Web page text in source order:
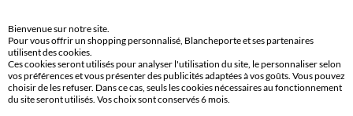
50 52 54
T-shirt col V doré maille unie
à partir de 23,99 €
-50% dès 2 art Code 899013
T-shirt macramé manches courtes
à partir de 25,99 €
-50% dès 2 art Code 899013
Bienvenue sur notre site.
Pour vous offrir un shopping personnalisé, Blancheporte et ses partenaires
utilisent des cookies.
Ces cookies seront utilisés pour analyser l'utilisation du site, le personnaliser selon
vos préférences et vous présenter des publicités adaptées à vos goûts. Vous pouvez
choisir de les refuser. Dans ce cas, seuls les cookies nécessaires au fonctionnement
du site seront utilisés. Vos choix sont conservés 6 mois.